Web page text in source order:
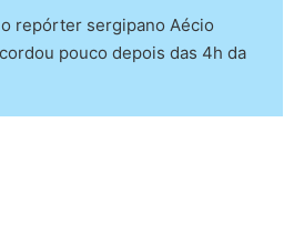
pouco depois das 4h da